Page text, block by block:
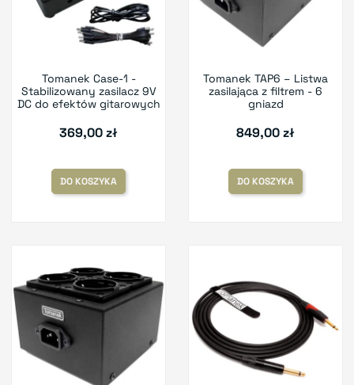
Tomanek Case-1 -
Stabilizowany zasilacz 9V
DC do efektów gitarowych
369,00 zł
DO KOSZYKA
Tomanek TAP6 – Listwa
zasilająca z filtrem - 6
gniazd
849,00 zł
DO KOSZYKA